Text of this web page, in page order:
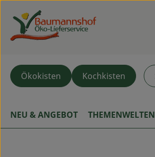
Ökokisten Kochkisten
NEU & ANGEBOT THEMENWELTEN